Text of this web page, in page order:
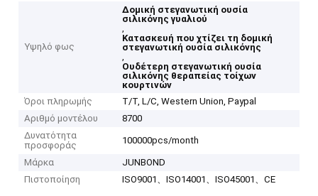
Υψηλό φως
Δομική στεγανωτική ουσία
σιλικόνης γυαλιού
,
Κατασκευή που χτίζει τη δομική
στεγανωτική ουσία σιλικόνης
,
Ουδέτερη στεγανωτική ουσία
σιλικόνης θεραπείας τοίχων
κουρτινών
Όροι πληρωμής
T/T, L/C, Western Union, Paypal
Αριθμό μοντέλου
8700
Δυνατότητα
προσφοράς
100000pcs/month
Μάρκα
JUNBOND
Πιστοποίηση
ISO9001、ISO14001、ISO45001、CE